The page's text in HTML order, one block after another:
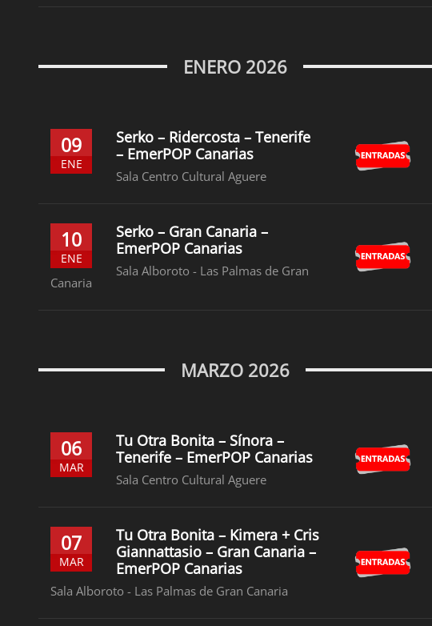
ENERO 2026
09
ENE
Serko – Ridercosta – Tenerife
– EmerPOP Canarias
Sala Centro Cultural Aguere
10
ENE
Serko – Gran Canaria –
EmerPOP Canarias
Sala Alboroto - Las Palmas de Gran
Canaria
MARZO 2026
06
MAR
Tu Otra Bonita – Sínora –
Tenerife – EmerPOP Canarias
Sala Centro Cultural Aguere
07
MAR
Tu Otra Bonita – Kimera + Cris
Giannattasio – Gran Canaria –
EmerPOP Canarias
Sala Alboroto - Las Palmas de Gran Canaria